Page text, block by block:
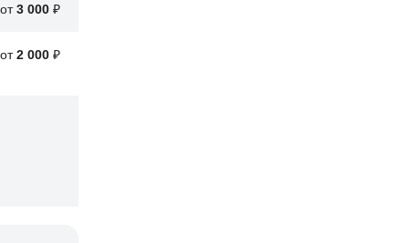
от3 000 ₽
от2 000 ₽